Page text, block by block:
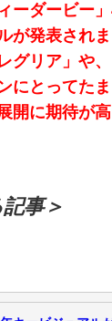
ーダービー
が発表され
グリア」や
にとってた
開に期待が高
事＞